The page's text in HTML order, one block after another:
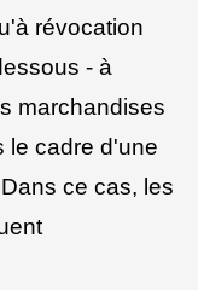
révocation
- à
marchandises
le cadre d'une
ce cas, les